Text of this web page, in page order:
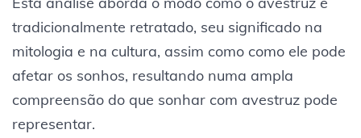
tradicionalmente retratado, seu significado na
mitologia e na cultura, assim como como ele pode
afetar os sonhos, resultando numa ampla
compreensão do que sonhar com avestruz pode
representar.